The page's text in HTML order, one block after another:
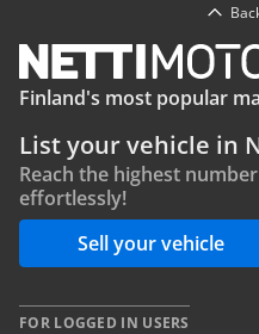
Finland's most popular
List your vehicle in
Reach the highest
effortlessly!
Sell your vehicle
FOR LOGGED IN USERS